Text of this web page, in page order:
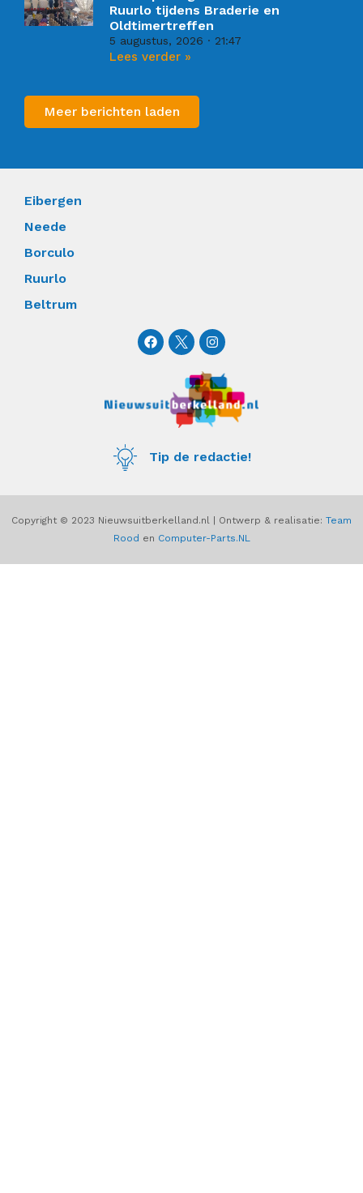
Ruurlo tijdens Braderie en
Oldtimertreffen
5 augustus, 2026 21:47
Lees verder »
Meer berichten laden
Eibergen
Neede
Borculo
Ruurlo
Beltrum
F
a
c
o
o
I
n
s
t
a
g
r
a
Tip de redactie!
Copyright © 2023 Nieuwsuitberkelland.nl | Ontwerp & realisatie: Team
Rood en Computer-Parts.NL